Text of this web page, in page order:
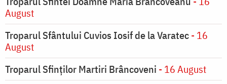
August
Troparul Sfântului Cuvios Iosif de la Varatec- 16
August
Troparul Sfinților Martiri Brâncoveni - 16 August